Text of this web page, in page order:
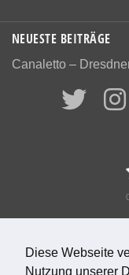
Diese Webseite
Nutzung unserer
NEUESTE BEITRÄGE
Canaletto –
©